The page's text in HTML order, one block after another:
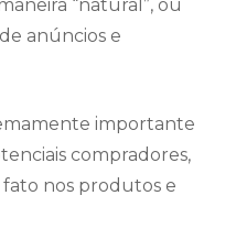
“natural”, ou
anúncios e
importante
compradores,
nos produtos e